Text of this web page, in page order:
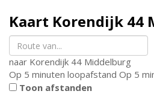
Kaart Korendijk 44
naar Korendijk 44 Middelburg
Op 5 minuten loopafstand Op 5
Toon afstanden